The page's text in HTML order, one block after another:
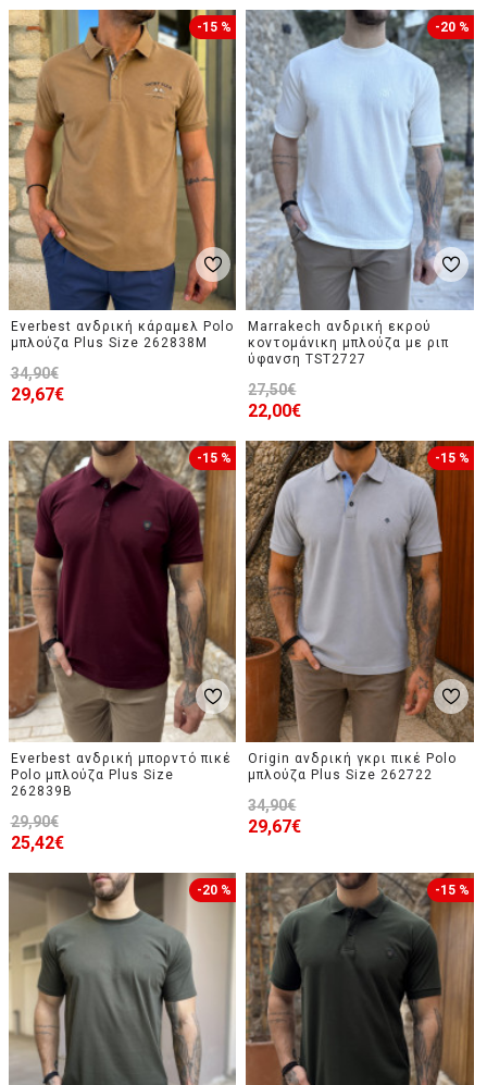
-15 %
Everbest ανδρική κάραμελ Polo
μπλούζα Plus Size 262838M
29,67€
34,90€
-20 %
Marrakech ανδρική εκρού
κοντομάνικη μπλούζα με ριπ
ύφανση TST2727
22,00€
27,50€
-15 %
Everbest ανδρική μπορντό πικέ
Polo μπλούζα Plus Size
262839B
25,42€
29,90€
-15 %
Origin ανδρική γκρι πικέ Polo
μπλούζα Plus Size 262722
29,67€
34,90€
-20 % -15 %